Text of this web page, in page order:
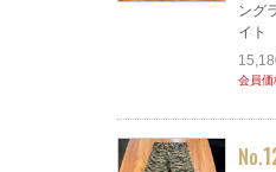
ング
イト
会員
No.